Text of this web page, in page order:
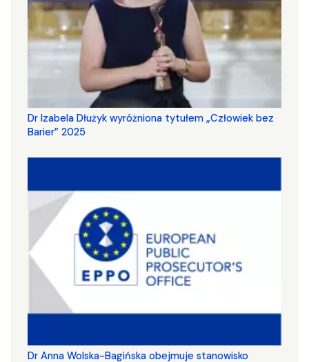
Dr Izabela Dłużyk wyróżniona tytułem „Człowiek bez
Barier” 2025
Dr Anna Wolska-Bagińska obejmuje stanowisko